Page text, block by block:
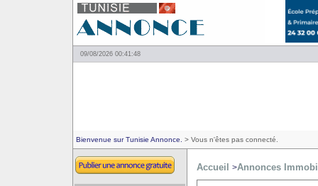
09/08/2026 00:41:48
Bienvenue sur Tunisie Annonce. > Vous n'êtes pas connecté.
Accueil >Annonces